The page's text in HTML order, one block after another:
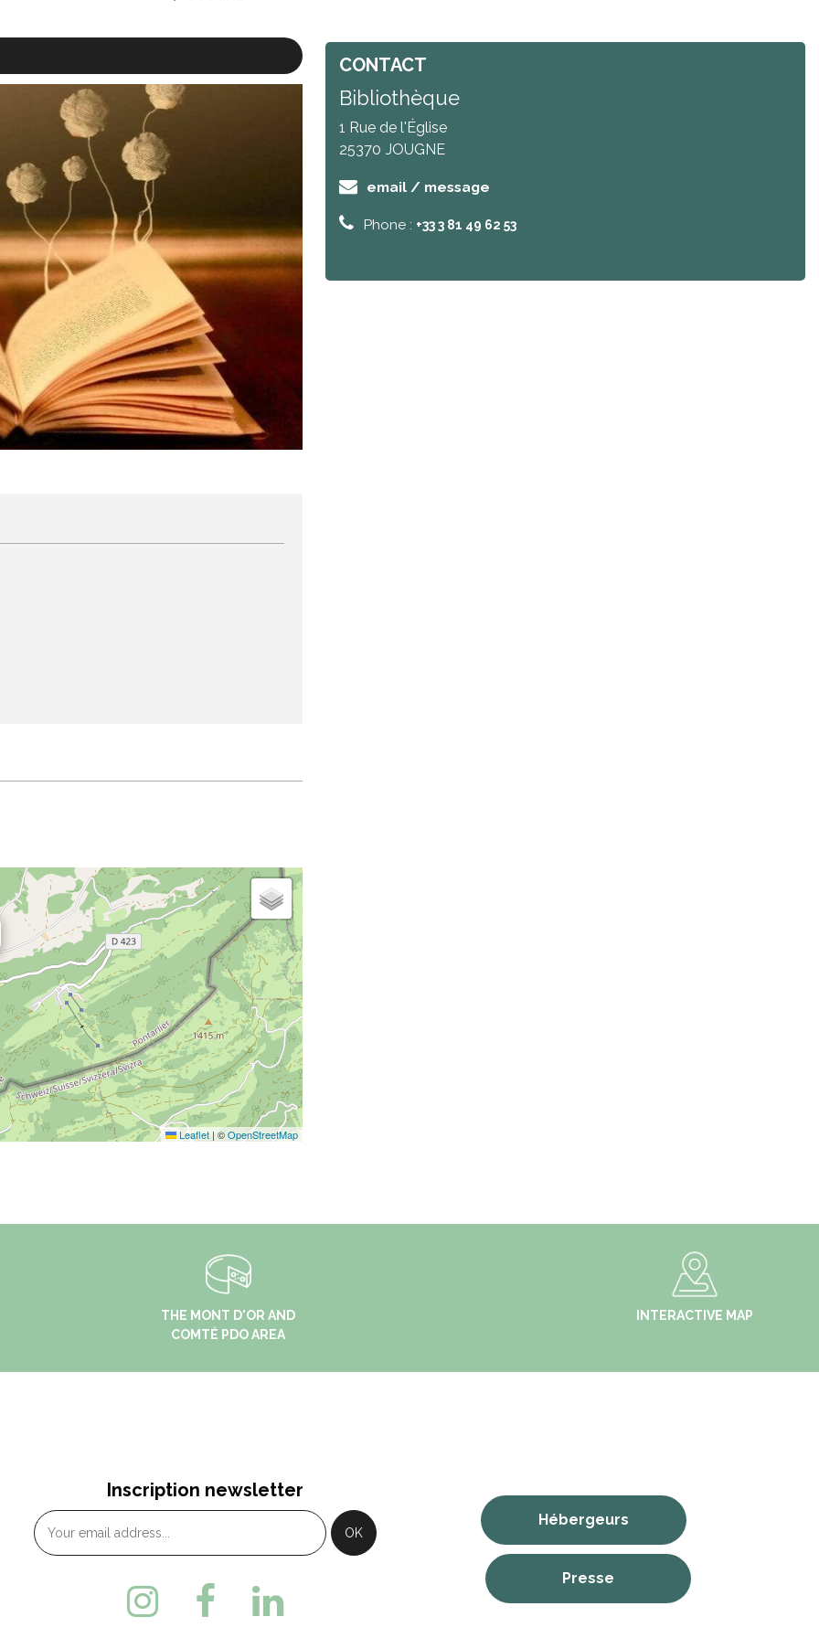
CONTACT
Bibliothèque
1 Rue de l'Église
25370 JOUGNE
email / message
Phone : +33 3 81 49 62 53
Leaflet | ©OpenStreetMap
THE MONT D'OR AND
COMTÉ PDO AREA
INTERACTIVE MAP
Inscription newsletter
Hébergeurs
Presse